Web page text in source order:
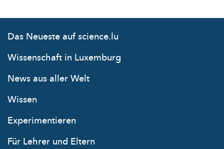
Das Neueste auf science.lu
Wissenschaft in Luxemburg
News aus aller Welt
Wissen
Experimentieren
Für Lehrer und Eltern